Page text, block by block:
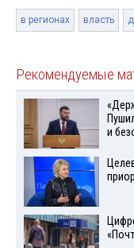
в регионах власть
Рекомендуемые
и